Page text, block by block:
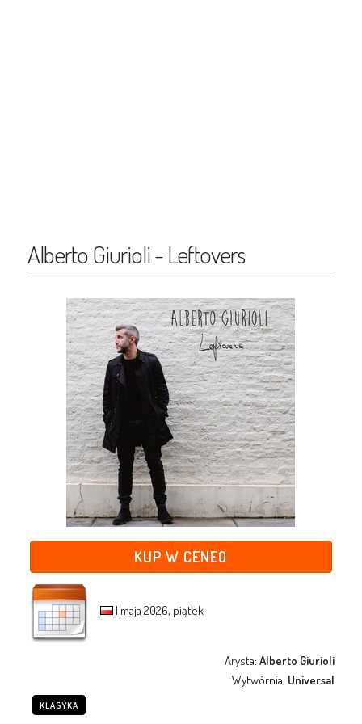
Alberto Giurioli - Leftovers
KUP W CENEO
1 maja 2026, piątek
Arysta:Alberto Giurioli
Wytwórnia: Universal
KLASYKA